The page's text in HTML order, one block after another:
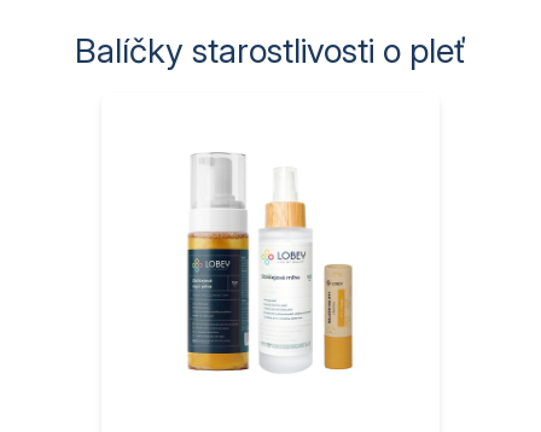
Balíčky starostlivosti o pleť